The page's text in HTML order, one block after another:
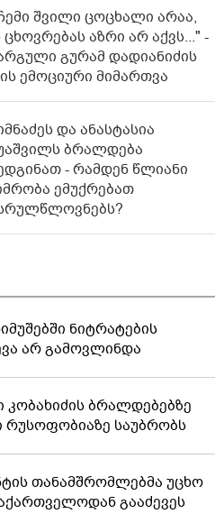
შვილი ცოცხალი არაა,
ცხოვრებას აზრი არ აქვს..." -
გურამ დადიანიძის
ემოციური მიმართვა
და ანასტასია
ბრალდება
- რამდენ წლიანი
ემუქრებათ
ნიტრატების
არ გამოვლინდა
კობახიძის ბრალდებებზე
რუსოფობიაზე საუბრობს
თანამშრომლებმა უცხო
გააძევეს